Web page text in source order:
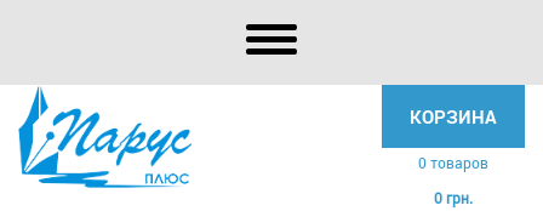
КОРЗИНА
0 товаров
0 грн.